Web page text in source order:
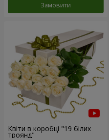
Замовити
Квіти в коробці "19 білих
троянд"